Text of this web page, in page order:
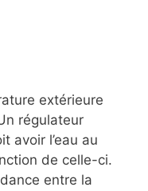
extérieure
régulateur
avoir l’eau au
de celle-ci.
entre la